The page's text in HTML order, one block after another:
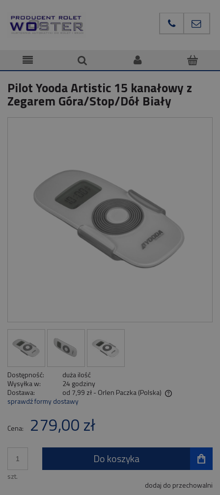
Pilot Yooda Artistic 15 kanałowy z
Zegarem Góra/Stop/Dół Biały
Dostępność:
duża ilość
Wysyłka w:
24 godziny
Dostawa:
od 7,99 zł - Orlen Paczka (Polska)
Cena nie zawiera ewentualnych kosztów płatności
sprawdź formy dostawy
Cena: 279,00 zł
szt.
Do koszyka
dodaj do przechowalni